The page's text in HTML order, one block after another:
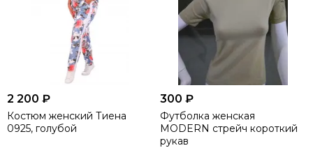
2 200 ₽
Костюм женский Тиена
0925, голубой
300 ₽
Футболка женская
MODERN стрейч короткий
рукав